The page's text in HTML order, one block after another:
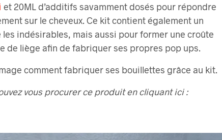
et 20ML d’additifs savamment dosés pour répondre
sur le cheveux. Ce kit contient également un
indésirables, mais aussi pour former une croûte
de liège afin de fabriquer ses propres pop ups.
comment fabriquer ses bouillettes grâce au kit.
vous procurer ce produit en cliquant ici :